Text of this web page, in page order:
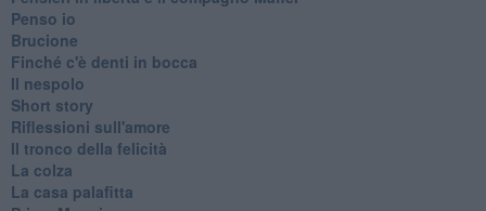
Penso io
Brucione
Finché c'è denti in bocca
Il nespolo
Short story
Riflessioni sull'amore
Il tronco della felicità
La colza
La casa palafitta